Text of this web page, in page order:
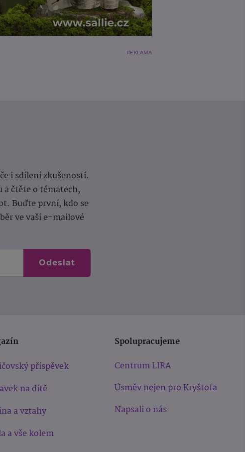
REKLAMA
i sdílení zkušeností.
a čtěte o tématech,
Buďte první, kdo se
ve vaší e-mailové
Odeslat
příspěvek
na dítě
a vztahy
a vše kolem
Spolupracujeme
Centrum LIRA
Úsměv nejen pro Kryštofa
Napsali o nás